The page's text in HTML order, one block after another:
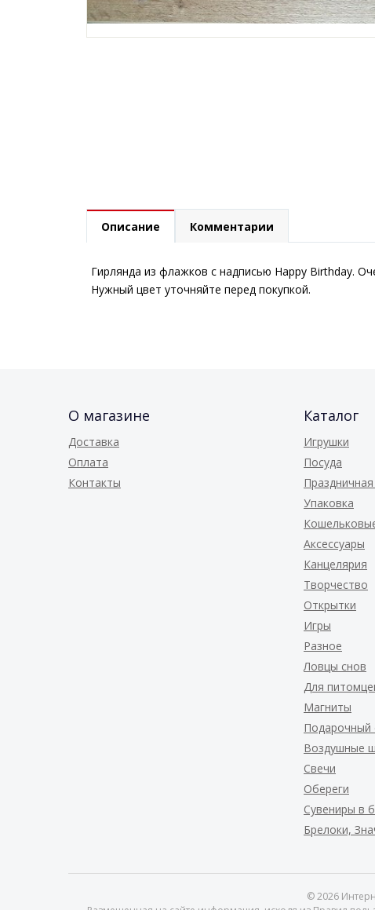
Описание Комментарии
Гирлянда из флажков с надписью Нappy Birthday.
Нужный цвет уточняйте перед покупкой.
О магазине
Доставка
Оплата
Контакты
Каталог
Игрушки
Посуда
Упаковка
Аксессуары
Канцелярия
Творчество
Открытки
Игры
Разное
Ловцы снов
Для
Магниты
Подарочный
Воздушные
Свечи
Обереги
Сувениры в
Брелоки,
© 2026